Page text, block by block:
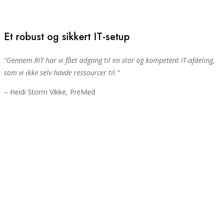
Et robust og sikkert IT-setup
“Gennem RIT har vi fået adgang til en stor og kompetent IT-afdeling,
som vi ikke selv havde ressourcer til.“
– Heidi Storm Vikke, PreMed